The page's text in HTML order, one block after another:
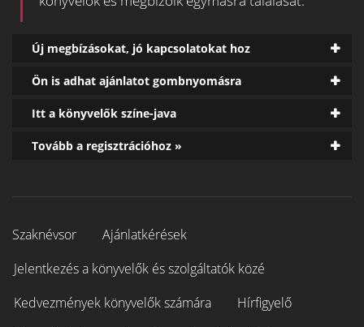
Új megbízásokat, jó kapcsolatokat hoz
Ön is adhat ajánlatot gombnyomásra
Itt a könyvelők színe-java
Tovább a regisztrációhoz »
Szaknévsor
Ajánlatkérések
Jelentkezés a könyvelők és szolgáltatók közé
Kedvezmények könyvelők számára
Hírfigyelő